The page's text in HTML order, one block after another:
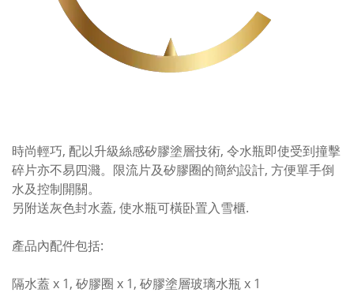
時尚輕巧, 配以升級絲感矽膠塗層技術, 令水瓶即使受到撞擊
碎片亦不易四濺。限流片及矽膠圈的簡約設計, 方便單手倒
水及控制開關。
另附送灰色封水蓋, 使水瓶可橫卧置入雪櫃.
產品內配件包括:
隔水蓋 x 1, 矽膠圈 x 1, 矽膠塗層玻璃水瓶 x 1